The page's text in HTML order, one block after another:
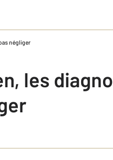
négliger
les